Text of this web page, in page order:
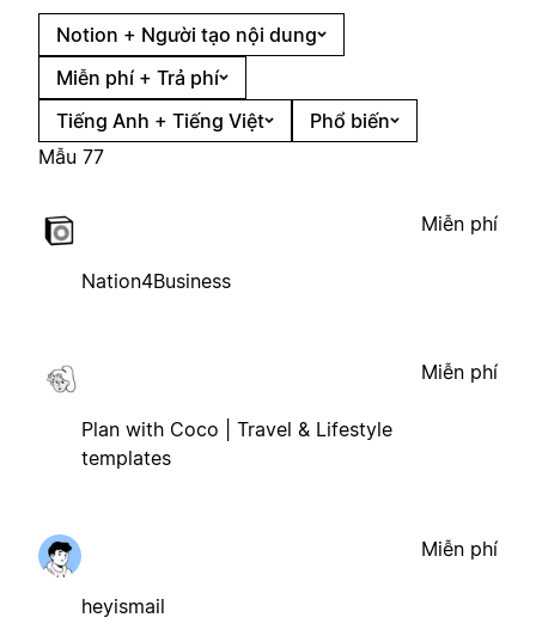
Notion + Người tạo nội dung
Miễn phí + Trả phí
Tiếng Anh + Tiếng Việt
Phổ biến
Mẫu 77
Nation4Business
Miễn phí
Plan with Coco | Travel & Lifestyle
templates
Miễn phí
heyismail
Miễn phí